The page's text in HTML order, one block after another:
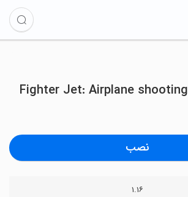
Fighter Jet: Airplane shooting
نصب
۱.۱۶